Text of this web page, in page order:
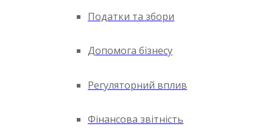
Податки та збори
Допомога бізнесу
Регуляторний вплив
Фінансова звітність